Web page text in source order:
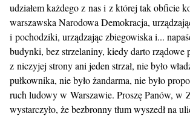
udziałem każdego z nas i z której tak obficie
warszawska Narodowa Demokracja,
i pochodziki, urządzając zbiegowiska i...
budynki, bez strzelaniny, kiedy darto rządowe
z niczyjej strony ani jeden strzał, nie było
pułkownika, nie było żandarma, nie było
ruch ludowy w Warszawie. Proszę Panów, w
wystarczyło, że bezbronny tłum wyszedł na